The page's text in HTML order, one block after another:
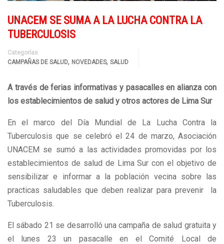
UNACEM SE SUMA A LA LUCHA CONTRA LA
TUBERCULOSIS
Categorías
CAMPAÑAS DE SALUD, NOVEDADES, SALUD
A través de ferias informativas y pasacalles en alianza con
los establecimientos de salud y otros actores de Lima Sur
En el marco del Día Mundial de La Lucha Contra la
Tuberculosis que se celebró el 24 de marzo, Asociación
UNACEM se sumó a las actividades promovidas por los
establecimientos de salud de Lima Sur con el objetivo de
sensibilizar e informar a la población vecina sobre las
practicas saludables que deben realizar para prevenir la
Tuberculosis.
El sábado 21 se desarrolló una campaña de salud gratuita y
el lunes 23 un pasacalle en el Comité Local de